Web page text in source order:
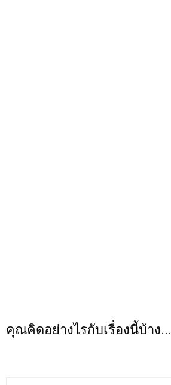
คุณคิดอย่างไรกับเรื่องนี้บ้าง...